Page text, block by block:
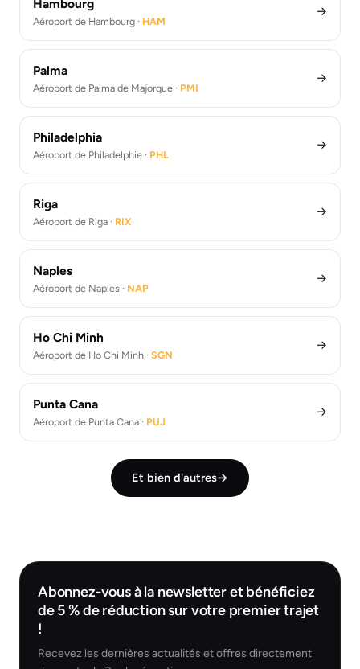
Hambourg
Aéroport de Hambourg · HAM
→
Palma
Aéroport de Palma de Majorque · PMI
→
Philadelphia
Aéroport de Philadelphie · PHL
→
Riga
Aéroport de Riga · RIX
→
Naples
Aéroport de Naples · NAP
→
Ho Chi Minh
Aéroport de Ho Chi Minh · SGN
→
Punta Cana
Aéroport de Punta Cana · PUJ
→
Et bien d'autres→
Abonnez-vous à la newsletter et bénéficiez
de 5 % de réduction sur votre premier trajet
!
Recevez les dernières actualités et offres directement